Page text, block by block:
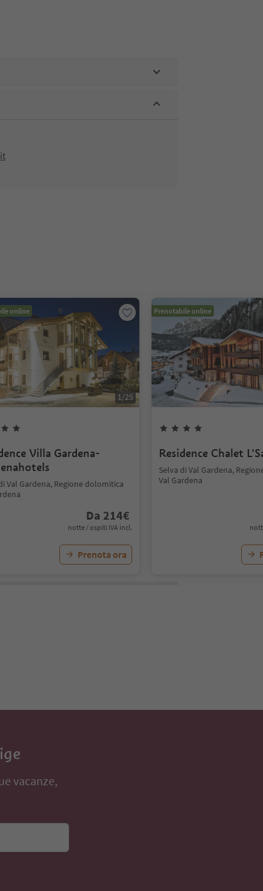
online
1/25
Villa Gardena-
Val Gardena, Regione dolomitica
Da 214€
notte / ospiti IVA incl.
Prenota ora
Prenotabile online
Residence Chalet
Selva di Val Gardena,
Val Gardena
vacanze,